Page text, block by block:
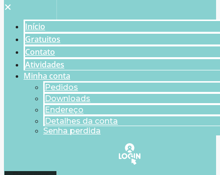
Início
Gratuitos
Contato
Atividades
Minha conta
Pedidos
Downloads
Endereço
Detalhes da conta
Senha perdida